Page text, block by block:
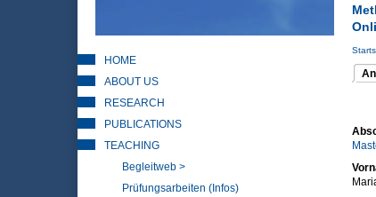
HOME
ABOUT US
RESEARCH
PUBLICATIONS
TEACHING
Begleitweb >
Prüfungsarbeiten (Infos)